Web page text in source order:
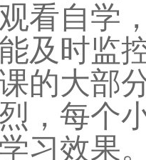
看自学
及时监
的大部
，每个
习效果